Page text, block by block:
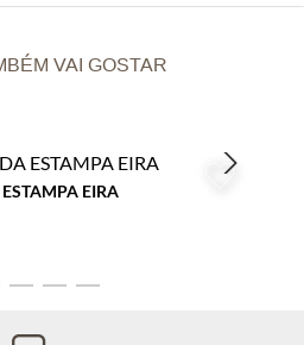
VAI GOSTAR
EIRA